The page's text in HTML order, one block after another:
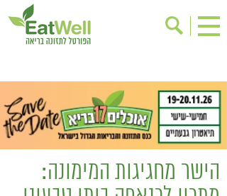
בישול בריא
אינדקס עסקים
ריפוי ומניעת מחלות
בריאות האישה
תוספי תזונה
מתכוני בריאות
אירועים
שינוי תזונתי
הישר מחגיגות המימונה: